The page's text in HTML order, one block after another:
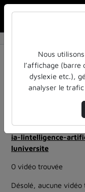
Résultats
Filtres actifs
education
ia-lintelligence-
ia
ia-lintelligence-
luniversite
0 vidéo trouvée
Désolé, aucune vidéo
Nous
l’affichage (barre
dyslexie etc.),
analyser le